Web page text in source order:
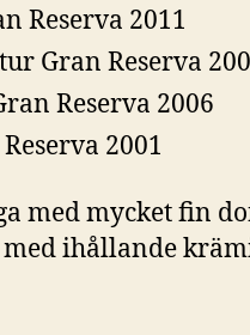
Reserva 2011
Gran Reserva
Reserva 2006
2001
med mycket fin
ihållande